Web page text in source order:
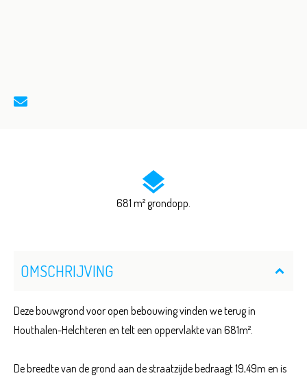
681 m² grondopp.
OMSCHRIJVING
Deze bouwgrond voor open bebouwing vinden we terug in
Houthalen-Helchteren en telt een oppervlakte van 681m².
De breedte van de grond aan de straatzijde bedraagt 19,49m en is